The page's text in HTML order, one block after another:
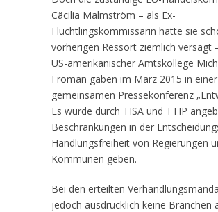
Cäcilia Malmström – als Ex-
Flüchtlingskommissarin hatte sie
vorherigen Ressort ziemlich versagt
US-amerikanischer Amtskollege
Froman gaben im März 2015 in einer
gemeinsamen Pressekonferenz
Es würde durch TISA und TTIP
Beschränkungen in der
Handlungsfreiheit von Regierungen
Kommunen geben.
Bei den erteilten
jedoch ausdrücklich keine Branchen